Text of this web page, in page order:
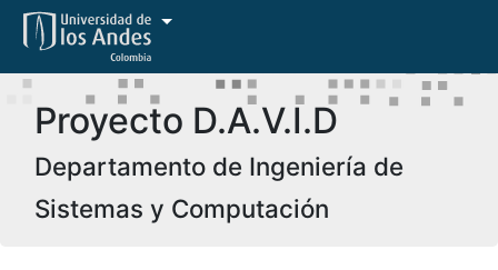
Proyecto D.A.V.I.D
Departamento de Ingeniería de
Sistemas y Computación